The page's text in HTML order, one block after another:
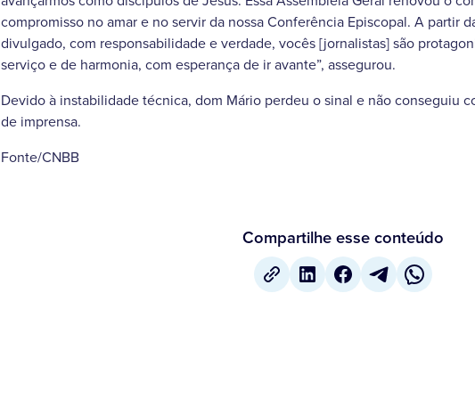
compromisso no amar e no servir da nossa Conferência Episcopal. A partir
divulgado, com responsabilidade e verdade, vocês [jornalistas] são
serviço e de harmonia, com esperança de ir avante”, assegurou.
Devido à instabilidade técnica, dom Mário perdeu o sinal e não conseguiu
de imprensa.
Fonte/CNBB
Compartilhe esse conteúdo